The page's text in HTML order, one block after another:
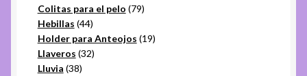
productos
Colitas para el pelo 7979
Hebillas 4444
productos
Holder para Anteojos 1919
Llaveros 3232
Lluvia 3838